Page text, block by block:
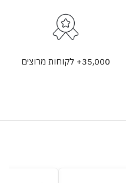
35,000+ לקוחות מרוצים